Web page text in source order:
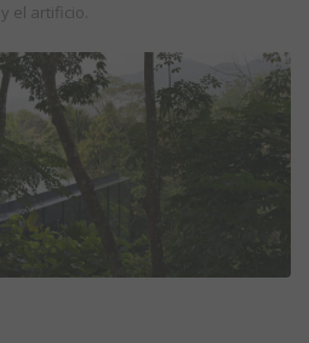
el artificio.